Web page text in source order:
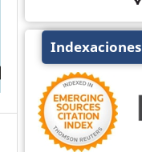
Indexaciones